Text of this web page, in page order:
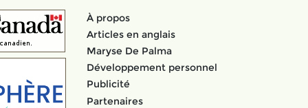
À propos
Articles en anglais
Maryse De Palma
Développement personnel
Publicité
Partenaires